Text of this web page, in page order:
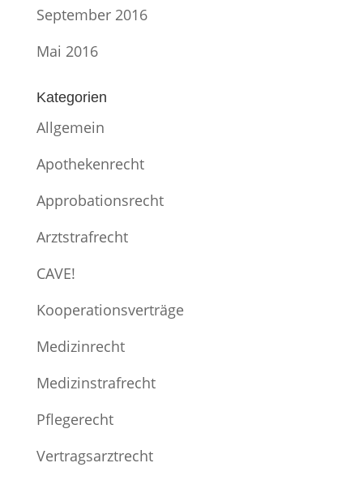
September 2016
Mai 2016
Kategorien
Allgemein
Apothekenrecht
Approbationsrecht
Arztstrafrecht
CAVE!
Kooperationsverträge
Medizinrecht
Medizinstrafrecht
Pflegerecht
Vertragsarztrecht